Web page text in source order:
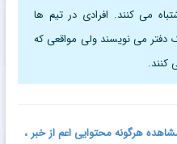
می‌ کنند. افرادی در تیم‌ ها
دفتر می‌ نویسند ولی مواقعی که
کنند.
هرگونه محتوایی اعم از خبر ،